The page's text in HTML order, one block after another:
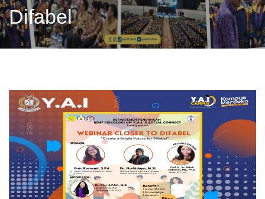
Difabel